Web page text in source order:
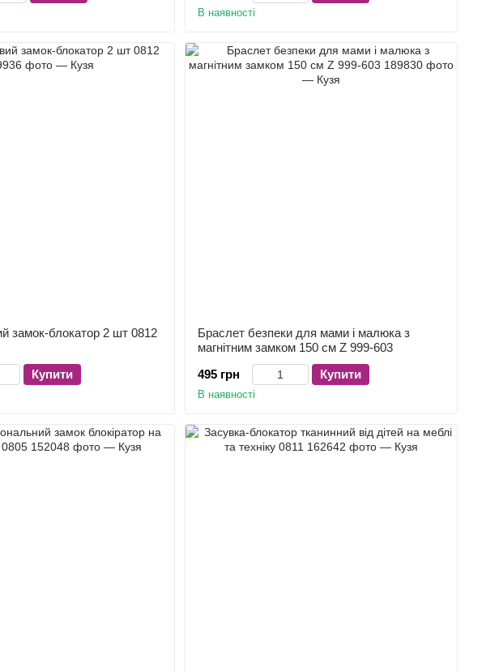
В наявності
замок-блокатор 2 шт 0812
Купити
Браслет безпеки для мами і малюка з
магнітним замком 150 см Z 999-603
495 грн
Купити
В наявності